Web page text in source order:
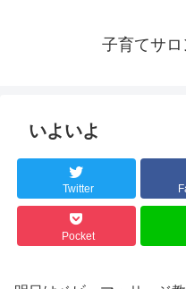
子育てサロ
いよいよ
Twitter
Pocket